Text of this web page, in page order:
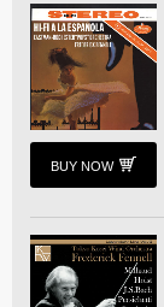
BUY NOW